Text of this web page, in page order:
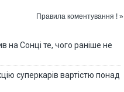
Правила коментування ! »
на Сонці те, чого раніше не
суперкарів вартістю понад